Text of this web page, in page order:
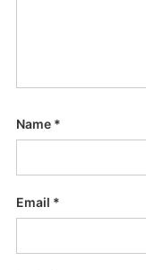
Name *
Email *